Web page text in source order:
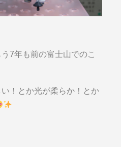
7年も前の富士山でのこ
！とか光が柔らか！とか